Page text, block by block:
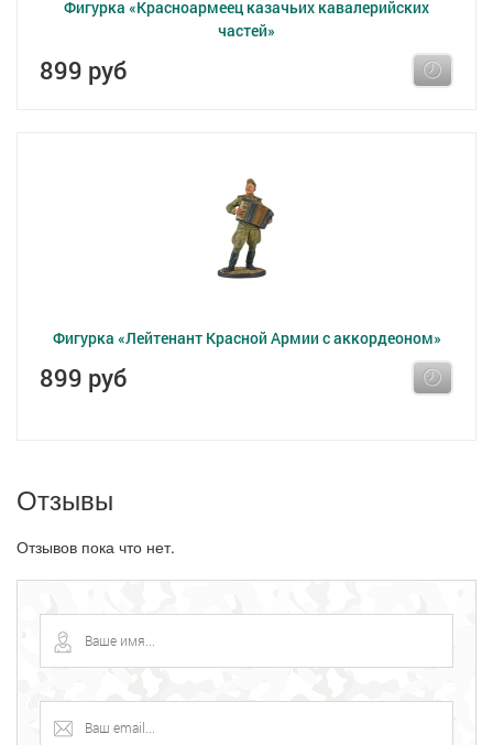
Фигурка «Красноармеец казачьих кавалерийских
частей»
899 руб
Фигурка «Лейтенант Красной Армии с аккордеоном»
899 руб
Отзывы
Отзывов пока что нет.